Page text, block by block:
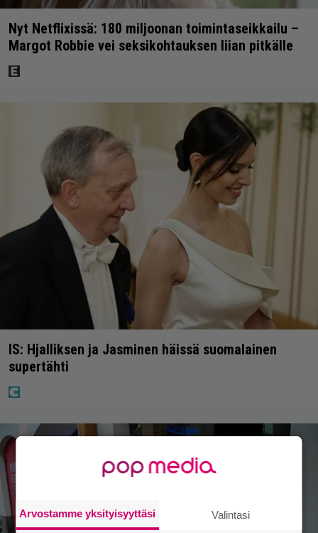
Nyt Netflixissä: 180 miljoonan toimintaseikkailu –
Margot Robbie vei seksikohtauksen liian pitkälle
IS: Hjalliksen ja Jasminen häissä suomalainen
supertähti
Arvostamme yksityisyyttäsi Valintasi